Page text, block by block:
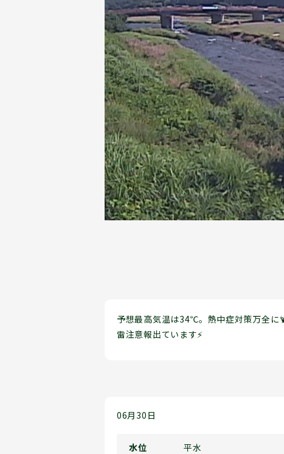
予想最高気温は34℃。熱中症対策万全に
雷注意報出ています⚡
06月30日
水位 平水